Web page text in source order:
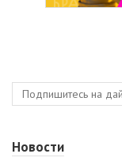
Новости